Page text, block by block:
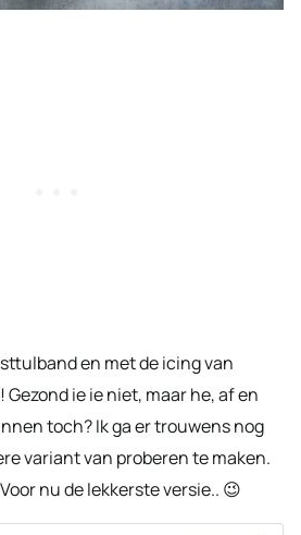
en met de icing van
ie ie niet, maar he, af en
toch? Ik ga er trouwens nog
variant van proberen te maken.
nu de lekkerste versie.. 😉